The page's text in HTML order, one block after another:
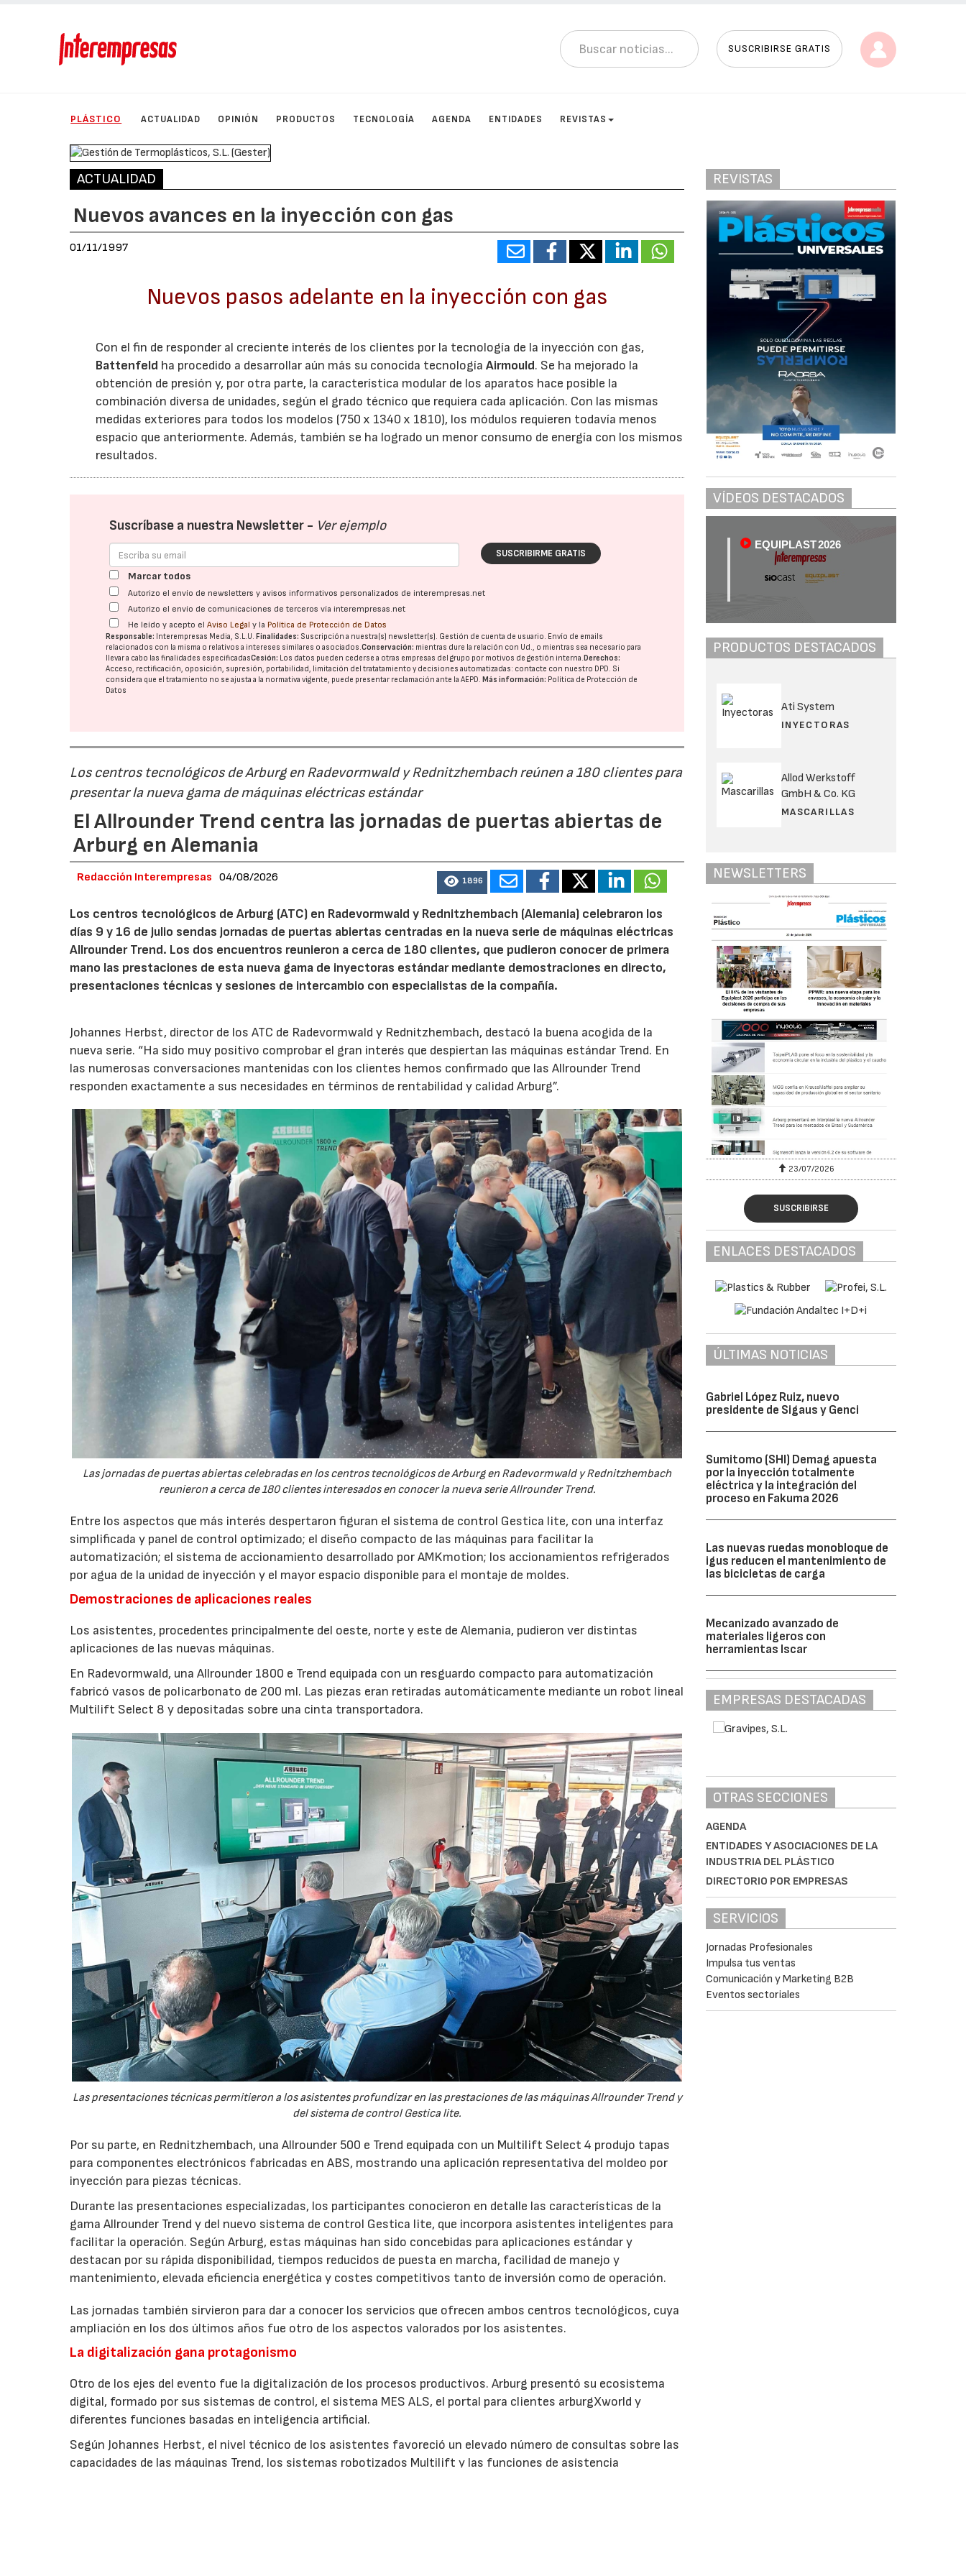
SUSCRIBIRSE GRATIS
PLÁSTICO ACTUALIDAD OPINIÓN PRODUCTOS TECNOLOGÍA AGENDA ENTIDADES REVISTAS
ACTUALIDAD
Nuevos avances en la inyección con gas
01/11/1997
Nuevos pasos adelante en la inyección con gas
Con el fin de responder al creciente interés de los clientes por la tecnología de la inyección con gas,
Battenfeld ha procedido a desarrollar aún más su conocida tecnologíaAirmould. Se ha mejorado la
obtención de presión y, por otra parte, la característica modular de los aparatos hace posible la
combinación diversa de unidades, según el grado técnico que requiera cada aplicación. Con las mismas
medidas exteriores para todos los modelos (750 x 1340 x 1810), los módulos requieren todavía menos
espacio que anteriormente. Además, también se ha logrado un menor consumo de energía con los mismos
resultados.
Suscríbase a nuestra Newsletter - Ver ejemplo
SUSCRIBIRME GRATIS
Marcar todos
Autorizo el envío de newsletters y avisos informativos personalizados de interempresas.net
Autorizo el envío de comunicaciones de terceros vía interempresas.net
He leído y acepto elAviso Legal y la Política de Protección de Datos
Responsable: Interempresas Media, S.L.U. Finalidades: Suscripción a nuestra(s) newsletter(s). Gestión de cuenta de usuario. Envío de emails
relacionados con la misma o relativos a intereses similares o asociados.Conservación: mientras dure la relación con Ud., o mientras sea necesario para
llevar a cabo las finalidades especificadasCesión: Los datos pueden cederse a otras empresas del grupo por motivos de gestión interna. Derechos:
Acceso, rectificación, oposición, supresión, portabilidad, limitación del tratatamiento y decisiones automatizadas: contacte con nuestro DPD. Si
considera que el tratamiento no se ajusta a la normativa vigente, puede presentar reclamación ante laAEPD. Más información: Política de Protección de
Datos
Los centros tecnológicos de Arburg en Radevormwald y Rednitzhembach reúnen a 180 clientes para
presentar la nueva gama de máquinas eléctricas estándar
El Allrounder Trend centra las jornadas de puertas abiertas de
Arburg en Alemania
Redacción Interempresas 04/08/2026 1896
Los centros tecnológicos de Arburg (ATC) en Radevormwald y Rednitzhembach (Alemania) celebraron los
días 9 y 16 de julio sendas jornadas de puertas abiertas centradas en la nueva serie de máquinas eléctricas
Allrounder Trend. Los dos encuentros reunieron a cerca de 180 clientes, que pudieron conocer de primera
mano las prestaciones de esta nueva gama de inyectoras estándar mediante demostraciones en directo,
presentaciones técnicas y sesiones de intercambio con especialistas de la compañía.
Johannes Herbst, director de los ATC de Radevormwald y Rednitzhembach, destacó la buena acogida de la
nueva serie. “Ha sido muy positivo comprobar el gran interés que despiertan las máquinas estándar Trend. En
las numerosas conversaciones mantenidas con los clientes hemos confirmado que las Allrounder Trend
responden exactamente a sus necesidades en términos de rentabilidad y calidad Arburg”.
Las jornadas de puertas abiertas celebradas en los centros tecnológicos de Arburg en Radevormwald y Rednitzhembach
reunieron a cerca de 180 clientes interesados en conocer la nueva serie Allrounder Trend.
Entre los aspectos que más interés despertaron figuran el sistema de control Gestica lite, con una interfaz
simplificada y panel de control optimizado; el diseño compacto de las máquinas para facilitar la
automatización; el sistema de accionamiento desarrollado por AMKmotion; los accionamientos refrigerados
por agua de la unidad de inyección y el mayor espacio disponible para el montaje de moldes.
Demostraciones de aplicaciones reales
Los asistentes, procedentes principalmente del oeste, norte y este de Alemania, pudieron ver distintas
aplicaciones de las nuevas máquinas.
En Radevormwald, una Allrounder 1800 e Trend equipada con un resguardo compacto para automatización
fabricó vasos de policarbonato de 200 ml. Las piezas eran retiradas automáticamente mediante un robot lineal
Multilift Select 8 y depositadas sobre una cinta transportadora.
Las presentaciones técnicas permitieron a los asistentes profundizar en las prestaciones de las máquinas Allrounder Trend y
del sistema de control Gestica lite.
Por su parte, en Rednitzhembach, una Allrounder 500 e Trend equipada con un Multilift Select 4 produjo tapas
para componentes electrónicos fabricadas en ABS, mostrando una aplicación representativa del moldeo por
inyección para piezas técnicas.
Durante las presentaciones especializadas, los participantes conocieron en detalle las características de la
gama Allrounder Trend y del nuevo sistema de control Gestica lite, que incorpora asistentes inteligentes para
facilitar la operación. Según Arburg, estas máquinas han sido concebidas para aplicaciones estándar y
destacan por su rápida disponibilidad, tiempos reducidos de puesta en marcha, facilidad de manejo y
mantenimiento, elevada eficiencia energética y costes competitivos tanto de inversión como de operación.
Las jornadas también sirvieron para dar a conocer los servicios que ofrecen ambos centros tecnológicos, cuya
ampliación en los dos últimos años fue otro de los aspectos valorados por los asistentes.
La digitalización gana protagonismo
Otro de los ejes del evento fue la digitalización de los procesos productivos. Arburg presentó su ecosistema
digital, formado por sus sistemas de control, el sistema MES ALS, el portal para clientes arburgXworld y
diferentes funciones basadas en inteligencia artificial.
Según Johannes Herbst, el nivel técnico de los asistentes favoreció un elevado número de consultas sobre las
capacidades de las máquinas Trend, los sistemas robotizados Multilift y las funciones de asistencia
REVISTAS
VÍDEOS DESTACADOS
EQUIPLAST 2026
PRODUCTOS DESTACADOS
Ati System
INYECTORAS
Allod Werkstoff
GmbH & Co. KG
MASCARILLAS
NEWSLETTERS
23/07/2026 30/07/2026 23/07/2026
SUSCRIBIRSE
ENLACES DESTACADOS
ÚLTIMAS NOTICIAS
Gabriel López Ruiz, nuevo
presidente de Sigaus y Genci
Sumitomo (SHI) Demag apuesta
por la inyección totalmente
eléctrica y la integración del
proceso en Fakuma 2026
Las nuevas ruedas monobloque de
igus reducen el mantenimiento de
las bicicletas de carga
Mecanizado avanzado de
materiales ligeros con
herramientas Iscar
EMPRESAS DESTACADAS
OTRAS SECCIONES
AGENDA
ENTIDADES Y ASOCIACIONES DE LA
INDUSTRIA DEL PLÁSTICO
DIRECTORIO POR EMPRESAS
SERVICIOS
Jornadas Profesionales
Impulsa tus ventas
Comunicación y Marketing B2B
Eventos sectoriales